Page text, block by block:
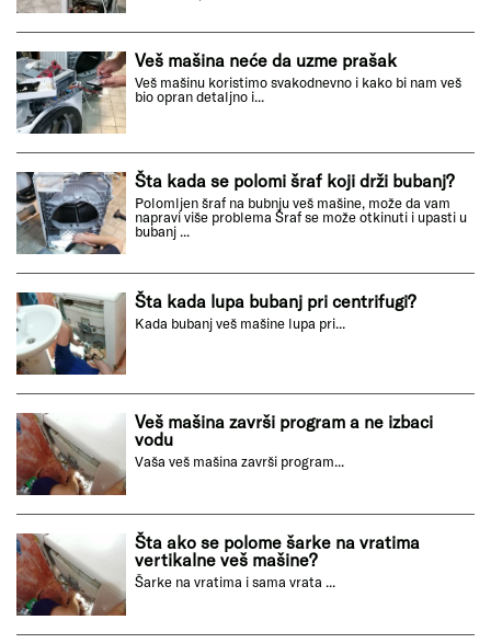
Veš mašina neće da uzme prašak
Veš mašinu koristimo svakodnevno i kako bi nam veš
bio opran detaljno i...
Šta kada se polomi šraf koji drži bubanj?
Polomljen šraf na bubnju veš mašine, može da vam
napravi više problema Šraf se može otkinuti i upasti u
bubanj ...
Šta kada lupa bubanj pri centrifugi?
Kada bubanj veš mašine lupa pri...
Veš mašina završi program a ne izbaci
vodu
Vaša veš mašina završi program...
Šta ako se polome šarke na vratima
vertikalne veš mašine?
Šarke na vratima i sama vrata ...